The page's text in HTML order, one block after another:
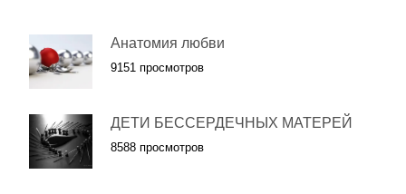
Анатомия любви
9151 просмотров
ДЕТИ БЕССЕРДЕЧНЫХ МАТЕРЕЙ
8588 просмотров